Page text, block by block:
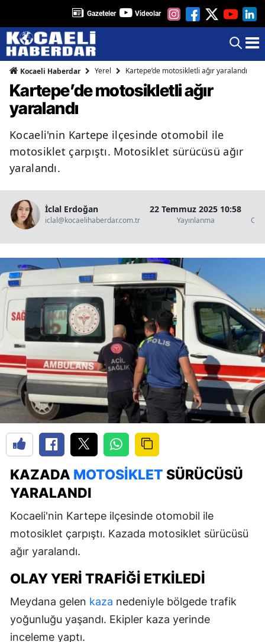
Gazeteler Videolar
Kocaeli Haberdar Yerel Kartepe’de motosikletli ağır yaralandı
Kartepe’de motosikletli ağır
yaralandı
Kocaeli'nin Kartepe ilçesinde otomobil ile
motosiklet çarpıştı. Motosiklet sürücüsü ağır
yaralandı.
İclal Erdoğan
iclal@kocaelihaberdar.com.tr
22 Temmuz 2025 10:58
Yayınlanma
KAZADA MOTOSIKLET SÜRÜCÜSÜ
YARALANDI
Kocaeli'nin Kartepe ilçesinde otomobil ile
motosiklet çarpıştı. Kazada motosiklet sürücüsü
ağır yaralandı.
OLAY YERI TRAFIĞI ETKILEDI
Meydana gelen kaza nedeniyle bölgede trafik
yoğunluğu yaşandı. Ekipler kaza yerinde
inceleme yaptı.